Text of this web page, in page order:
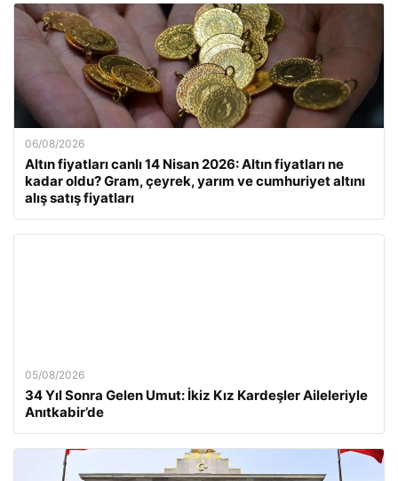
06/08/2026
Altın fiyatları canlı 14 Nisan 2026: Altın fiyatları ne
kadar oldu? Gram, çeyrek, yarım ve cumhuriyet altını
alış satış fiyatları
05/08/2026
34 Yıl Sonra Gelen Umut: İkiz Kız Kardeşler Aileleriyle
Anıtkabir’de